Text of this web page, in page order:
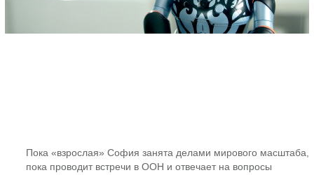
Пока «взрослая» София занята делами мирового масштаба,
пока проводит встречи в ООН и отвечает на вопросы